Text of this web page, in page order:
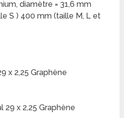
diamètre = 31,6 mm
S ) 400 mm (taille M, L et
x 2,25 Graphène
29 x 2,25 Graphène